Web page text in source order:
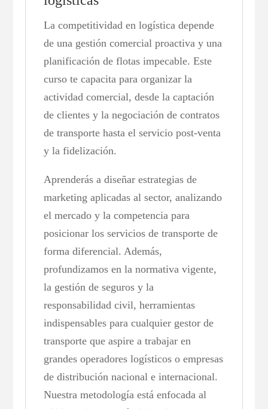
La competitividad en logística depende
de una gestión comercial proactiva y una
planificación de flotas impecable. Este
curso te capacita para organizar la
actividad comercial, desde la captación
de clientes y la negociación de contratos
de transporte hasta el servicio post-venta
y la fidelización.
Aprenderás a diseñar estrategias de
marketing aplicadas al sector, analizando
el mercado y la competencia para
posicionar los servicios de transporte de
forma diferencial. Además,
profundizamos en la normativa vigente,
la gestión de seguros y la
responsabilidad civil, herramientas
indispensables para cualquier gestor de
transporte que aspire a trabajar en
grandes operadores logísticos o empresas
de distribución nacional e internacional.
Nuestra metodología está enfocada al